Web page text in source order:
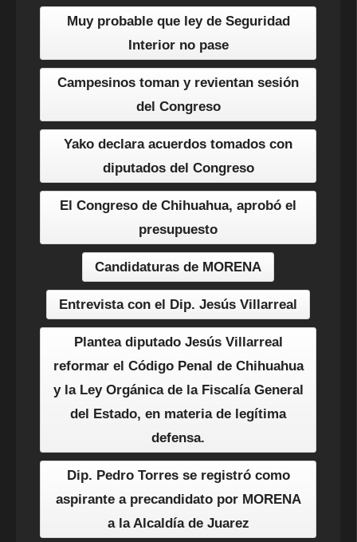
Muy probable que ley de Seguridad
Interior no pase
Campesinos toman y revientan sesión
del Congreso
Yako declara acuerdos tomados con
diputados del Congreso
El Congreso de Chihuahua, aprobó el
presupuesto
Candidaturas de MORENA
Entrevista con el Dip. Jesús Villarreal
Plantea diputado Jesús Villarreal
reformar el Código Penal de Chihuahua
y la Ley Orgánica de la Fiscalía General
del Estado, en materia de legítima
defensa.
Dip. Pedro Torres se registró como
aspirante a precandidato por MORENA
a la Alcaldía de Juarez